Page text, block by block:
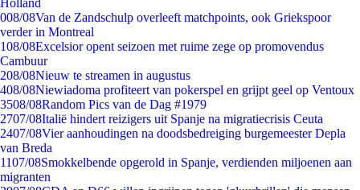
Holland
008/08Van de Zandschulp overleeft matchpoints, ook Griekspoor
verder in Montreal
108/08Excelsior opent seizoen met ruime zege op promovendus
Cambuur
208/08Nieuw te streamen in augustus
408/08Niewiadoma profiteert van pokerspel en grijpt geel op Ventoux
3508/08Random Pics van de Dag #1979
2707/08Italië hindert reizigers uit Spanje na migratiecrisis Ceuta
2407/08Vier aanhoudingen na doodsbedreiging burgemeester Depla
van Breda
1107/08Smokkelbende opgerold in Spanje, verdienden miljoenen aan
migranten